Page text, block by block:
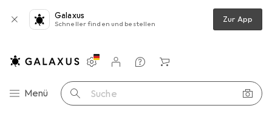
Galaxus
Schneller finden und bestellen Zur App
Navigation nach Kategorien
Menü Suche
Einstellungen
Kundenkonto
Vergleichslisten
Merklisten
Warenkorb